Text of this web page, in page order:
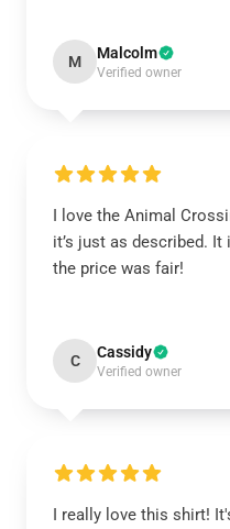
M Malcolm
Verified owner
I love the Animal
it’s just as described.
the price was fair!
C Cassidy
Verified owner
I really love this shirt!